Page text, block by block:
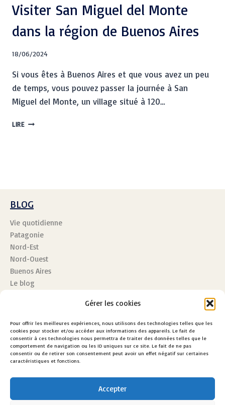
Gérer les cookies
Pour offrir les meilleures expériences, nous utilisons des technologies telles que les
cookies pour stocker et/ou accéder aux informations des appareils. Le fait de
consentir à ces technologies nous permettra de traiter des données telles que le
comportement de navigation ou les ID uniques sur ce site. Le fait de ne pas
consentir ou de retirer son consentement peut avoir un effet négatif sur certaines
caractéristiques et fonctions.
Accepter
Visiter San Miguel del Monte
dans la région de Buenos Aires
18/06/2024
Si vous êtes à Buenos Aires et que vous avez un peu
de temps, vous pouvez passer la journée à San
Miguel del Monte, un village situé à 120…
LIRE
BLOG
Vie quotidienne
Patagonie
Nord-Est
Nord-Ouest
Buenos Aires
Le blog
Le Pays
Quand Partir
Vie Pratique
Se déplacer